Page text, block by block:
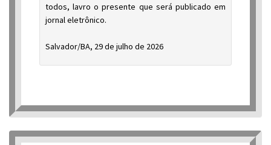
todos, lavro o presente que será publicado em
jornal eletrônico.
Salvador/BA, 29 de julho de 2026